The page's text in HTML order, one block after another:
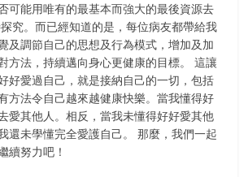
可能用唯有的最基本而強大的最後資源去
究。而已經知道的是，每位病友都帶給我
及調節自己的思想及行為模式，增加及加
方法，持續邁向身心更健康的目標。 這讓
好愛過自己，就是接納自己的一切，包括
方法令自己越來越健康快樂。當我懂得好
愛其他人。相反，當我未懂得好好愛其他
還未學懂完全愛護自己。 那麼，我們一起
續努力吧！